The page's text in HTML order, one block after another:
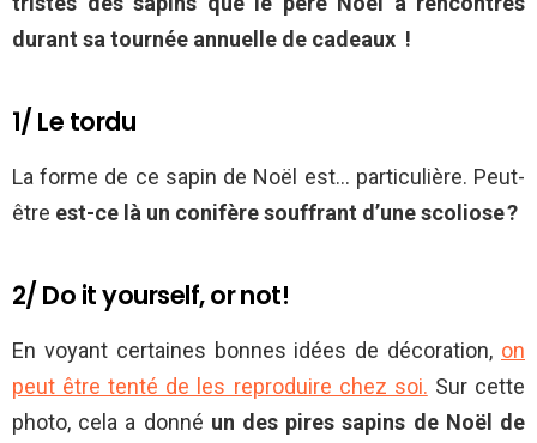
durant sa tournée annuelle de cadeaux !
1/ Le tordu
La forme de ce sapin de Noël est… particulière. Peut-
être est-ce là un conifère souffrant d’une scoliose ?
2/ Do it yourself, or not!
En voyant certaines bonnes idées de décoration, on
peut être tenté de les reproduire chez soi. Sur cette
photo, cela a donné un des pires sapins de Noël de